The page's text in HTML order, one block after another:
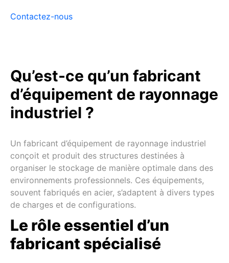
Contactez-nous
Qu’est-ce qu’un fabricant
d’équipement de rayonnage
industriel ?
Un fabricant d’équipement de rayonnage industriel
conçoit et produit des structures destinées à
organiser le stockage de manière optimale dans des
environnements professionnels. Ces équipements,
souvent fabriqués en acier, s’adaptent à divers types
de charges et de configurations.
Le rôle essentiel d’un
fabricant spécialisé